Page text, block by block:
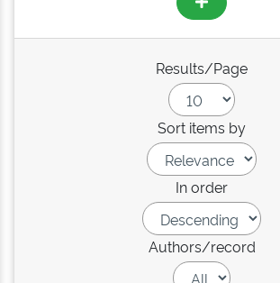
Results/Page
Sort items by
In order
Authors/record